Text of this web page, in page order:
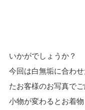
いかがでしょうか？
今回は白無垢に合わ
たお客様のお写真でご
小物が変わるとお着